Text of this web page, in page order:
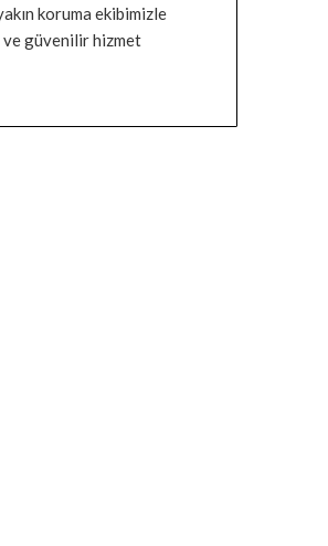
koruma ekibimizle
ve güvenilir hizmet